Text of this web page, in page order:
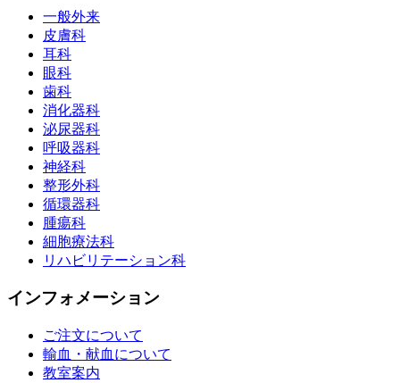
一般外来
皮膚科
耳科
眼科
歯科
消化器科
泌尿器科
呼吸器科
神経科
整形外科
循環器科
腫瘍科
細胞療法科
リハビリテーション科
インフォメーション
ご注文について
輸血・献血について
教室案内